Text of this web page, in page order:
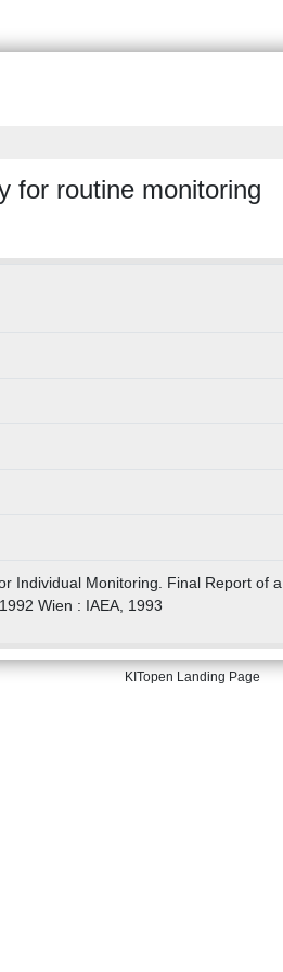
for routine monitoring
Individual Monitoring. Final Report of a
Wien : IAEA, 1993
KITopen Landing Page